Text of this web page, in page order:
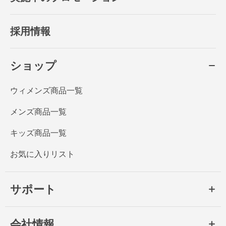
採用情報
ショップ
ウィメンズ商品一覧
メンズ商品一覧
キッズ商品一覧
お気に入りリスト
サポート